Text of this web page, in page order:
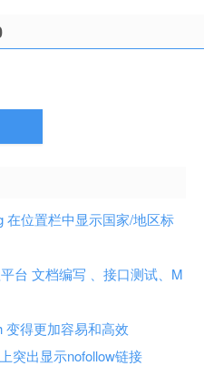
在位置栏中显示国家/地区标
台 文档编写 、接口测试、M
变得更加容易和高效
突出显示nofollow链接